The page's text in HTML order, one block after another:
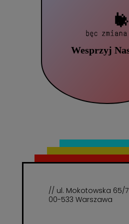
// ul. Mokotowska 65/7
00-533 Warszawa